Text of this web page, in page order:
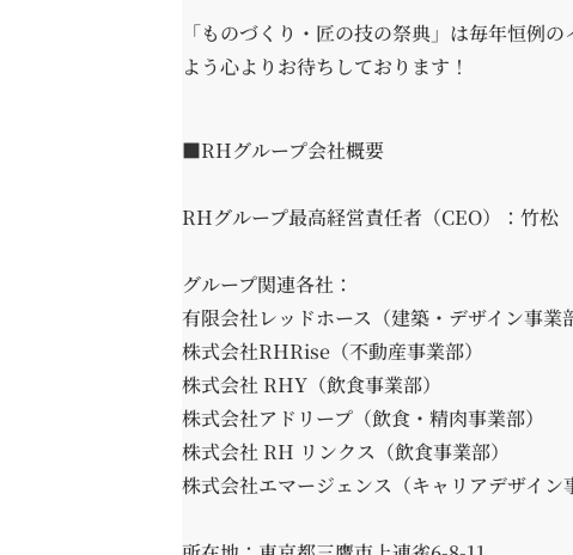
「ものづくり・匠の技の祭典」は毎年恒例
よう心よりお待ちしております！
■RHグループ会社概要
RHグループ最高経営責任者（CEO）：竹
グループ関連各社：
有限会社レッドホース（建築・デザイン事業
株式会社RHRise（不動産事業部）
株式会社 RHY（飲食事業部）
株式会社アドリープ（飲食・精肉事業部）
株式会社 RH リンクス（飲食事業部）
株式会社エマージェンス（キャリアデザイン